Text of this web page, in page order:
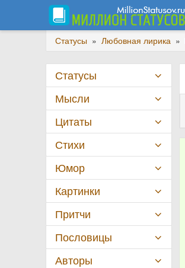
Статусы » Любовная лирика »
Статусы
Мысли
Цитаты
Стихи
Юмор
Картинки
Притчи
Пословицы
Авторы